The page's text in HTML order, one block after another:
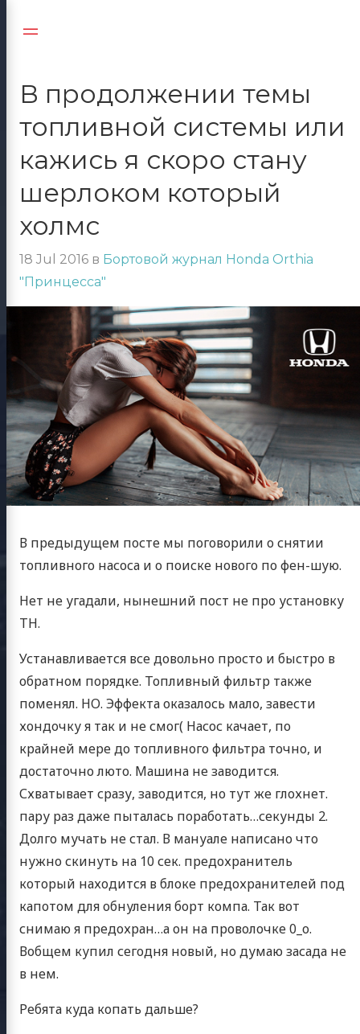
Navigation
В продолжении темы
топливной системы или
кажись я скоро стану
шерлоком который
холмс
18 Jul 2016 в Бортовой журнал Honda Orthia
"Принцесса"
В предыдущем посте мы поговорили о снятии
топливного насоса и о поиске нового по фен-шую.
Нет не угадали, нынешний пост не про установку
ТН.
Устанавливается все довольно просто и быстро в
обратном порядке. Топливный фильтр также
поменял. НО. Эффекта оказалось мало, завести
хондочку я так и не смог( Насос качает, по
крайней мере до топливного фильтра точно, и
достаточно люто. Машина не заводится.
Схватывает сразу, заводится, но тут же глохнет.
пару раз даже пыталась поработать…секунды 2.
Долго мучать не стал. В мануале написано что
нужно скинуть на 10 сек. предохранитель
который находится в блоке предохранителей под
капотом для обнуления борт компа. Так вот
снимаю я предохран…а он на проволочке 0_о.
Вобщем купил сегодня новый, но думаю засада не
в нем.
Ребята куда копать дальше?